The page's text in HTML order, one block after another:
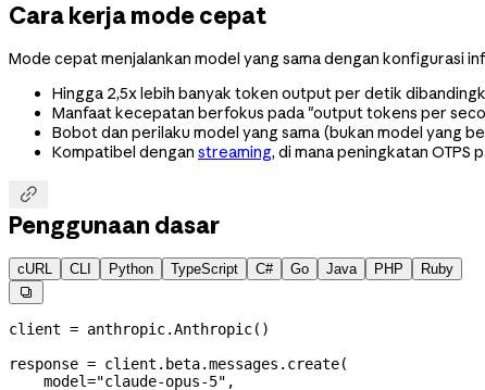
Cara kerja mode cepat
Mode cepat menjalankan model yang sama dengan konfigurasi
Hingga 2,5x lebih banyak token output per detik
Manfaat kecepatan berfokus pada "output tokens per
Bobot dan perilaku model yang sama (bukan model yang
Kompatibel dengan streaming, di mana peningkatan OTPS

Penggunaan dasar
cURL CLI Python TypeScript C# Go Java PHP Ruby

client = anthropic.Anthropic()
response = client.beta.messages.create(
    model
="claude-opus-5" ,